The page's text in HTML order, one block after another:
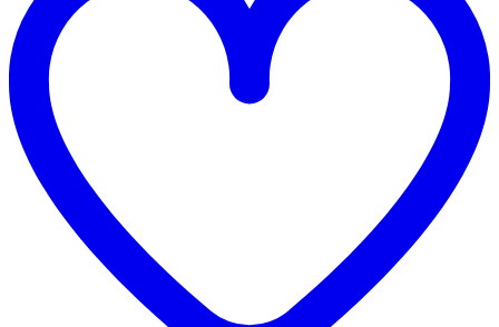
cantidad